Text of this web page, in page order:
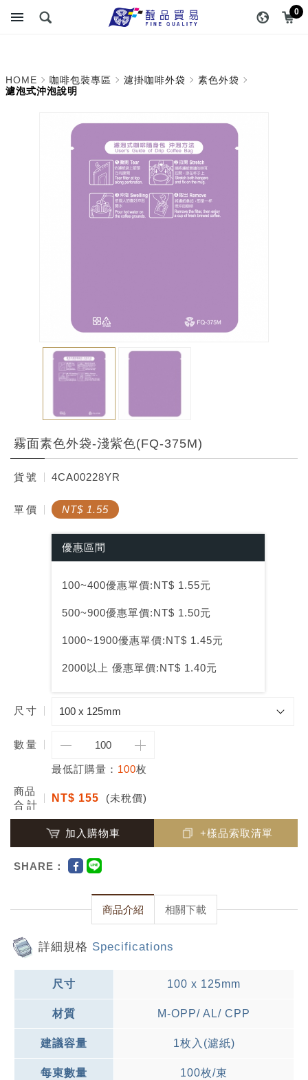
濾泡式沖泡說明_素色外袋
最專業的包裝資材專家
0
醇品貿易主選單
HOME 咖啡包裝專區 濾掛咖啡外袋
素色外袋
濾泡式沖泡說明
霧面素色外袋-淺紫色(FQ-375M)
貨號 4CA00228YR
單價 NT$ 1.55
優惠區間
100~400優惠單價:NT$ 1.55元
500~900優惠單價:NT$ 1.50元
1000~1900優惠單價:NT$ 1.45元
2000以上 優惠單價:NT$ 1.40元
尺寸
數量
最低訂購量： 100枚
商品
合計
NT$ 155 (未稅價)
加入購物車 +樣品索取清單
SHARE：
商品介紹 相關下載
詳細規格 Specifications
尺寸 100 x 125mm
材質 M-OPP/ AL/ CPP
建議容量 1枚入(濾紙)
每束數量 100枚/束